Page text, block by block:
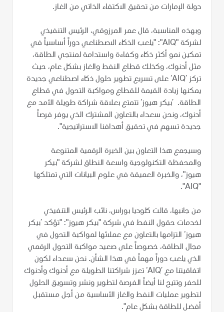
دولة الإمارات من تحقيق الاكتفاء الذاتي من الغاز.
وبهذه المناسبة، قال عمر المرزوقي، الرئيس التنفيذي
لشركة "AIQ": "يلعب الذكاء الاصطناعي دوراً أساسياً في
تمكين نمو أكثر ذكاء وكفاءة واستدامة لمنتجي الطاقة،
مثل أدنوك، وكذلك قطاع النفط والغاز بشكل عام، حيث
تركز ’AIQ‘ على تسريع تطوير حلول ذكاء اصطناعي جديدة
يمكنها زيادة القيمة للقطاع ومواكبة التحول في قطاع
الطاقة. ’بيكر هيوز‘ تتمتع بعلاقة شراكة طويلة الأمد مع
أدنوك، ونحن سعداء بالتعاون المشترك الذي يوفر فرصاً
جديدة تسهم في تحقيق أهدافنا الاستراتيجية".
وسيجمع هذا التعاون بين الخبرة الرقمية المتنوعة
والمحفظة التكنولوجية واسعة النطاق لشركة "بيكر
هيوز"، والخبرة العميقة في علوم البيانات التي تمتلكها
"AIQ".
من جانبها، قالت كلوديا بوراس، نائب الرئيس التنفيذي
لخدمات حقول النفط في شركة "بيكر هيوز": "تؤكد ’بيكر
هيوز‘ التزامها بالتعاون مع عملائها لمواكبة التحول في
مجال الطاقة، خصوصاً على صعيد مواكبة التحول الرقمي
الذي يلعب دوراً مهماً في هذا الشأن. نحن سعداء لكون
اتفاقيتنا مع ’AIQ‘ تعزز شراكتنا الطويلة مع أدنوك وأدنوك
للحفر وتتيح لنا أيضاً الفرصة لتطوير ونشر وتسويق الحلول
لتطوير عمليات النفط والغاز الأساسية من أجل مستقبل
أفضل للطاقة بشكل عام".